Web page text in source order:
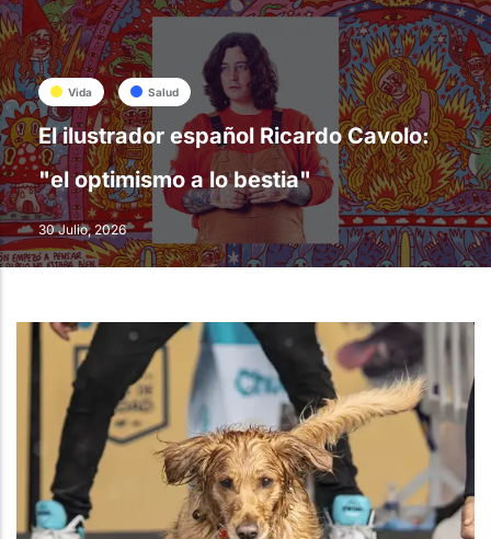
Vida Salud
El ilustrador español Ricardo Cavolo:
"el optimismo a lo bestia"
30 Julio, 2026